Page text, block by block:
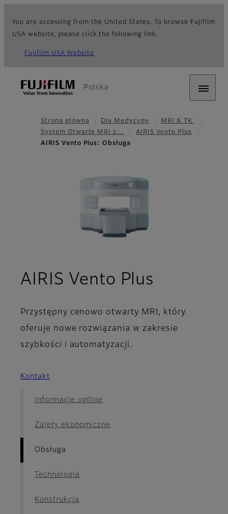
You are accessing from the United States. To browse Fujifilm
USA website, please click the following link.
Fujifilm USA Website
Polska
Strona główna Dla Medycyny
MRI & TK
System Otwarte MRI z…
AIRIS Vento Plus
AIRIS Vento Plus: Obsługa
AIRIS Vento Plus
Przystępny cenowo otwarty MRI, który
oferuje nowe rozwiązania w zakresie
szybkości i automatyzacji.
Kontakt
Informacje ogólne
Zalety ekonomiczne
Obsługa
Technologia
Konstrukcja